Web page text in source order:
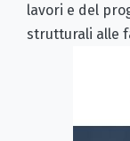
lavori e del
strutturali alle